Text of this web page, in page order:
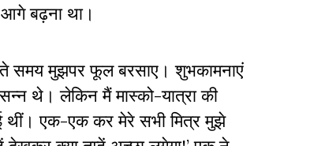
बढ़ना था।
समय मुझपर फूल बरसाए। शुभकामनाएं
थे। लेकिन मैं मास्को-यात्रा की
थीं। एक-एक कर मेरे सभी मित्र मुझे